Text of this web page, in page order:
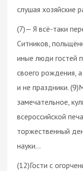
слушая хозяйские
(7)— Я всё-таки
Ситников,
иные люди гостей
своего рождения,
и не праздники.
замечательное,
всероссийской
торжественный
науки…
(12)Гости с